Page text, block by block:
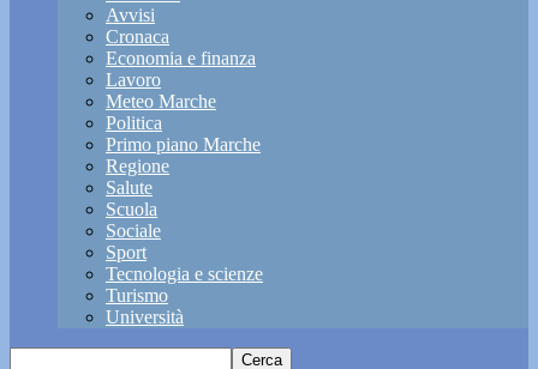
Avvisi
Cronaca
Economia e finanza
Lavoro
Meteo Marche
Politica
Primo piano Marche
Regione
Salute
Scuola
Sociale
Sport
Tecnologia e scienze
Turismo
Università